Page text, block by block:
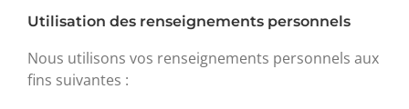
Utilisation des renseignements personnels
Nous utilisons vos renseignements personnels aux
fins suivantes :